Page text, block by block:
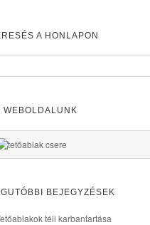
A HONLAPON
WEBOLDALUNK
BEJEGYZÉSEK
téli karbantartása